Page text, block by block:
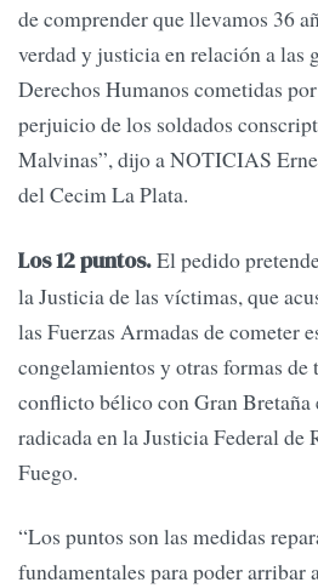
de comprender que llevamos 36
verdad y justicia en relación a las
Derechos Humanos cometidas
perjuicio de los soldados
Malvinas”, dijo a NOTICIAS
del Cecim La Plata.
Los 12 puntos.El pedido
la Justicia de las víctimas, que
las Fuerzas Armadas de cometer
congelamientos y otras formas de
conflicto bélico con Gran Bretaña
radicada en la Justicia Federal de
Fuego.
“Los puntos son las medidas
fundamentales para poder arribar